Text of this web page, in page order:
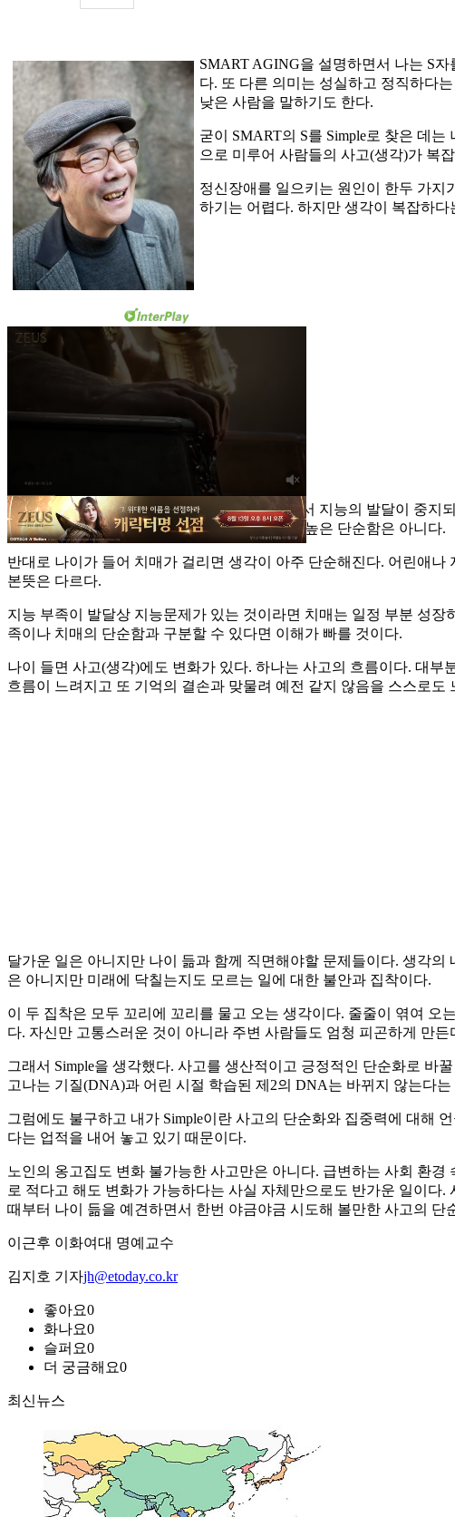
SMART AGING을 설명하면서 나는 S
다. 또 다른 의미는 성실하고 정직하다
낮은 사람을 말하기도 한다.
굳이 SMART의 S를 Simple로 찾은 데
으로 미루어 사람들의 사고(생각)가 복
정신장애를 일으키는 원인이 한두 가지
하기는 어렵다. 하지만 생각이 복잡하
지능부족이란 진단이 있다. 태어나서 성장하면서 지능의 발달이 중지
의 생각은 단순하긴 하지만 건강하고 집중력이 높은 단순함은 아니다.
반대로 나이가 들어 치매가 걸리면 생각이 아주 단순해진다. 어린애
본뜻은 다르다.
지능 부족이 발달상 지능문제가 있는 것이라면 치매는 일정 부분 성
족이나 치매의 단순함과 구분할 수 있다면 이해가 빠를 것이다.
나이 들면 사고(생각)에도 변화가 있다. 하나는 사고의 흐름이다. 대
흐름이 느려지고 또 기억의 결손과 맞물려 예전 같지 않음을 스스로
달가운 일은 아니지만 나이 듦과 함께 직면해야할 문제들이다. 생각
은 아니지만 미래에 닥칠는지도 모르는 일에 대한 불안과 집착이다.
이 두 집착은 모두 꼬리에 꼬리를 물고 오는 생각이다. 줄줄이 엮여
다. 자신만 고통스러운 것이 아니라 주변 사람들도 엄청 피곤하게 만든
그래서 Simple을 생각했다. 사고를 생산적이고 긍정적인 단순화로 바
고나는 기질(DNA)과 어린 시절 학습된 제2의 DNA는 바뀌지 않는다
그럼에도 불구하고 내가 Simple이란 사고의 단순화와 집중력에 대해
다는 업적을 내어 놓고 있기 때문이다.
노인의 옹고집도 변화 불가능한 사고만은 아니다. 급변하는 사회 환
로 적다고 해도 변화가 가능하다는 사실 자체만으로도 반가운 일이다
때부터 나이 듦을 예견하면서 한번 야금야금 시도해 볼만한 사고의 단
이근후 이화여대 명예교수
김지호 기자jh@etoday.co.kr
좋아요0
화나요0
슬퍼요0
더 궁금해요0
최신뉴스